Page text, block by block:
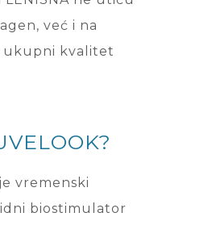
već i na
ukupni kvalitet
vremenski
biostimulator